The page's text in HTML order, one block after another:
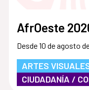
AfrOeste
Desde 10 de agosto
ARTES
CIUDADANÍA /